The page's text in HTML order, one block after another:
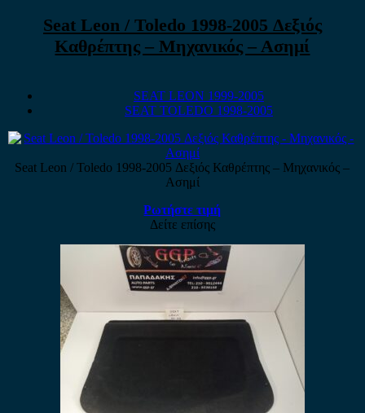
Seat Leon / Toledo 1998-2005 Δεξιός
Καθρέπτης – Μηχανικός – Ασημί
SEAT LEON 1999-2005
SEAT TOLEDO 1998-2005
Seat Leon / Toledo 1998-2005 Δεξιός Καθρέπτης – Μηχανικός –
Ασημί
Ρωτήστε τιμή
Δείτε επίσης